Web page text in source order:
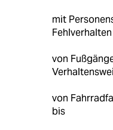
mit
Fehlverhalten
von
von
bis